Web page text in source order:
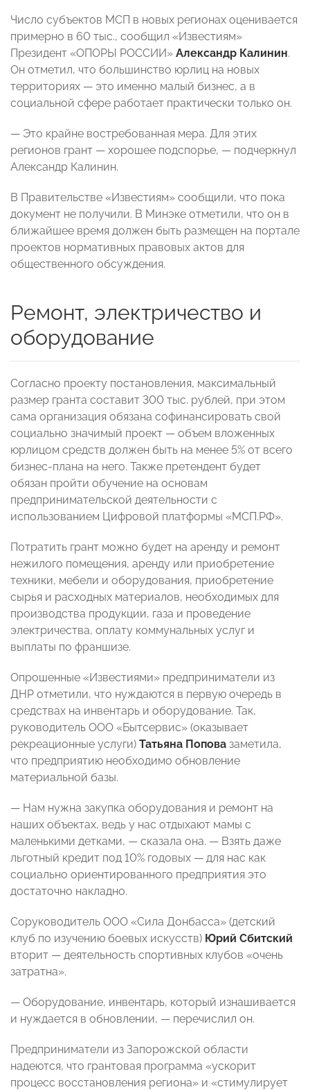
Число субъектов МСП в новых регионах оценивается
примерно в 60 тыс., сообщил «Известиям»
Президент «ОПОРЫ РОССИИ» Александр Калинин.
Он отметил, что большинство юрлиц на новых
территориях — это именно малый бизнес, а в
социальной сфере работает практически только он.
— Это крайне востребованная мера. Для этих
регионов грант — хорошее подспорье, — подчеркнул
Александр Калинин.
В Правительстве «Известиям» сообщили, что пока
документ не получили. В Минэке отметили, что он в
ближайшее время должен быть размещен на портале
проектов нормативных правовых актов для
общественного обсуждения.
Ремонт, электричество и
оборудование
Согласно проекту постановления, максимальный
размер гранта составит 300 тыс. рублей, при этом
сама организация обязана софинансировать свой
социально значимый проект — объем вложенных
юрлицом средств должен быть на менее 5% от всего
бизнес-плана на него. Также претендент будет
обязан пройти обучение на основам
предпринимательской деятельности с
использованием Цифровой платформы «МСП.РФ».
Потратить грант можно будет на аренду и ремонт
нежилого помещения, аренду или приобретение
техники, мебели и оборудования, приобретение
сырья и расходных материалов, необходимых для
производства продукции, газа и проведение
электричества, оплату коммунальных услуг и
выплаты по франшизе.
Опрошенные «Известиями» предприниматели из
ДНР отметили, что нуждаются в первую очередь в
средствах на инвентарь и оборудование. Так,
руководитель ООО «Бытсервис» (оказывает
рекреационные услуги) Татьяна Попова заметила,
что предприятию необходимо обновление
материальной базы.
— Нам нужна закупка оборудования и ремонт на
наших объектах, ведь у нас отдыхают мамы с
маленькими детками, — сказала она. — Взять даже
льготный кредит под 10% годовых — для нас как
социально ориентированного предприятия это
достаточно накладно.
Соруководитель ООО «Сила Донбасса» (детский
клуб по изучению боевых искусств) Юрий Сбитский
вторит — деятельность спортивных клубов «очень
затратна».
— Оборудование, инвентарь, который изнашивается
и нуждается в обновлении, — перечислил он.
Предприниматели из Запорожской области
надеются, что грантовая программа «ускорит
процесс восстановления региона» и «стимулирует